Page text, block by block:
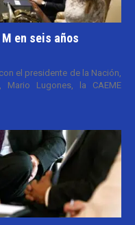
en seis años
el presidente de la Nación,
Lugones, la CAEME